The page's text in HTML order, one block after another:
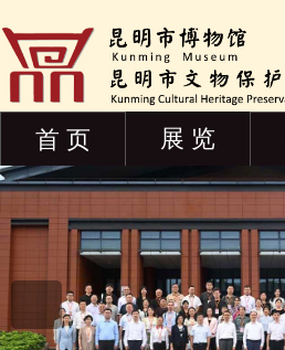
首 页 展 览